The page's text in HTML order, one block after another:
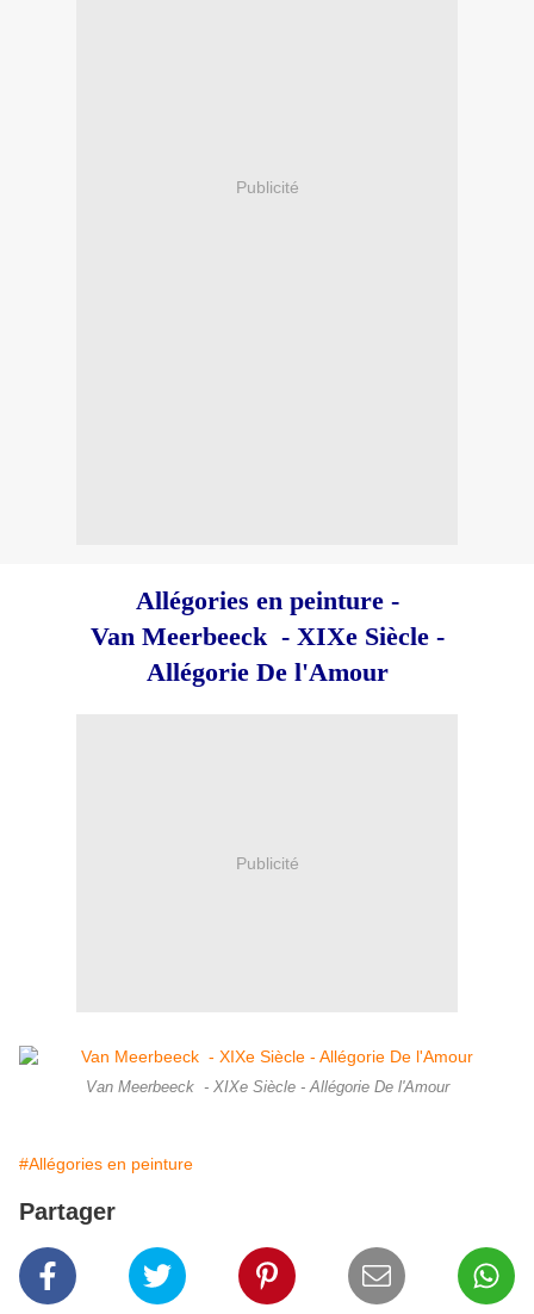
Publicité
Allégories en peinture -
Van Meerbeeck - XIXe Siècle -
Allégorie De l'Amour
Publicité
Van Meerbeeck - XIXe Siècle - Allégorie De l'Amour
#Allégories en peinture
Partager